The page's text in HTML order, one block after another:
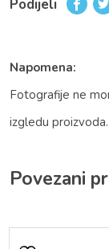
Podijeli
Napomena:
Fotografije ne
izgledu proizvoda.
Povezani